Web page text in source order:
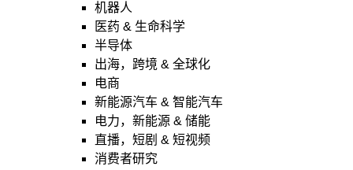
机器人
医药 & 生命科学
半导体
出海，跨境 & 全球化
电商
新能源汽车 & 智能汽车
电力，新能源 & 储能
直播，短剧 & 短视频
消费者研究